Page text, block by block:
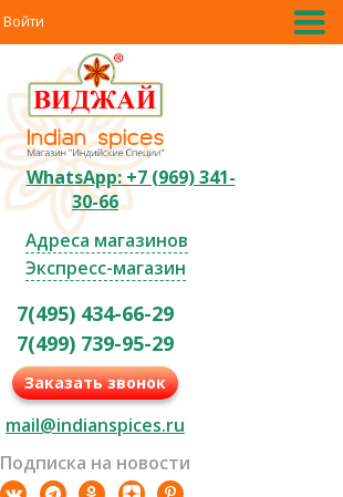
Войти
WhatsApp: +7 (969) 341-
30-66
Адреса магазинов
Экспресс-магазин
7(495) 434-66-29
7(499) 739-95-29
Заказать звонок
mail@indianspices.ru
Подписка на новости